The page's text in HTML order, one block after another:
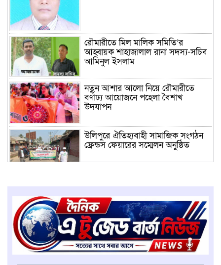
রৌমারীতে মিল মালিক সমিতি’র
আহ্বায়ক শাহাজালাল রানা সদস্য-সচিব
আমিনুল ইসলাম
নতুন আশার আলো নিয়ে রৌমারীতে
বর্ণাঢ্য আয়োজনে পহেলা বৈশাখ
উদযাপন
উলিপুরে ঐতিহ্যবাহী সামাজিক সংগঠন
ফ্রেন্ডস ফেয়ারের সম্মেলন অনুষ্ঠিত
নতুন আশার আলো নিয়ে রৌমারীতে
বর্ণাঢ্য আয়োজনে পহেলা বৈশাখ
উদযাপন